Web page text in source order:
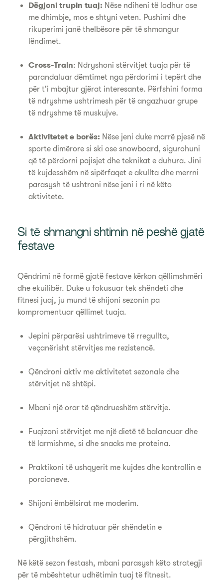
Dëgjoni trupin tuaj: Nëse ndiheni të lodhur ose
me dhimbje, mos e shtyni veten. Pushimi dhe
rikuperimi janë thelbësore për të shmangur
lëndimet.
Cross-Train: Ndryshoni stërvitjet tuaja për të
parandaluar dëmtimet nga përdorimi i tepërt dhe
për t'i mbajtur gjërat interesante. Përfshini forma
të ndryshme ushtrimesh për të angazhuar grupe
të ndryshme të muskujve.
Aktivitetet e borës: Nëse jeni duke marrë pjesë në
sporte dimërore si ski ose snowboard, sigurohuni
që të përdorni pajisjet dhe teknikat e duhura. Jini
të kujdesshëm në sipërfaqet e akullta dhe merrni
parasysh të ushtroni nëse jeni i ri në këto
aktivitete.
Si të shmangni shtimin në peshë gjatë
festave
Qëndrimi në formë gjatë festave kërkon qëllimshmëri
dhe ekuilibër. Duke u fokusuar tek shëndeti dhe
fitnesi juaj, ju mund të shijoni sezonin pa
kompromentuar qëllimet tuaja.
Jepini përparësi ushtrimeve të rregullta,
veçanërisht stërvitjes me rezistencë.
Qëndroni aktiv me aktivitetet sezonale dhe
stërvitjet në shtëpi.
Mbani një orar të qëndrueshëm stërvitje.
Fuqizoni stërvitjet me një dietë të balancuar dhe
të larmishme, si dhe snacks me proteina.
Praktikoni të ushqyerit me kujdes dhe kontrollin e
porcioneve.
Shijoni ëmbëlsirat me moderim.
Qëndroni të hidratuar për shëndetin e
përgjithshëm.
Në këtë sezon festash, mbani parasysh këto strategji
për të mbështetur udhëtimin tuaj të fitnesit.